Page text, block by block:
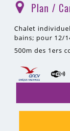
Plan /
Chalet
bains; pour 12/
500m des 1ers